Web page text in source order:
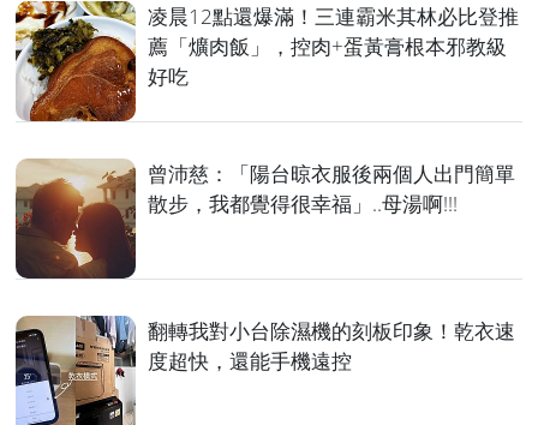
凌晨12點還爆滿！三連霸米其林必比登推
薦「爌肉飯」，控肉+蛋黃膏根本邪教級
好吃
曾沛慈：「陽台晾衣服後兩個人出門簡單
散步，我都覺得很幸福」..母湯啊!!!
翻轉我對小台除濕機的刻板印象！乾衣速
度超快，還能手機遠控